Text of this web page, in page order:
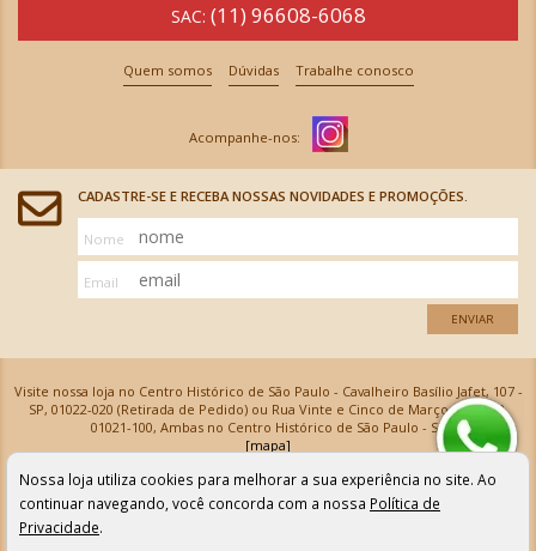
SAC: (11) 96608-6068
Quem somos Dúvidas Trabalhe conosco
CADASTRE-SE E RECEBA NOSSAS NOVIDADES E PROMOÇÕES.
Nome
Email
ENVIAR
Visite nossa loja no Centro Histórico de São Paulo - Cavalheiro Basílio Jafet, 107 -
SP, 01022-020 (Retirada de Pedido) ou Rua Vinte e Cinco de Março, 576 - SP,
01021-100, Ambas no Centro Histórico de São Paulo - SP
[mapa]
Armarinhos Santa Cecília Ltda | CNPJ: 61.069.639/0001-18
Os preços e as condições de pagamento apresentadas na loja virtual não valem para nossa loja física e
podem sofrer alterações sem aviso prévio. Vendas com cartão de crédito sujeitas a análise e
confirmação de dados.
Nossa loja utiliza cookies para melhorar a sua experiência no site. Ao
continuar navegando, você concorda com a nossa Política de
Privacidade.